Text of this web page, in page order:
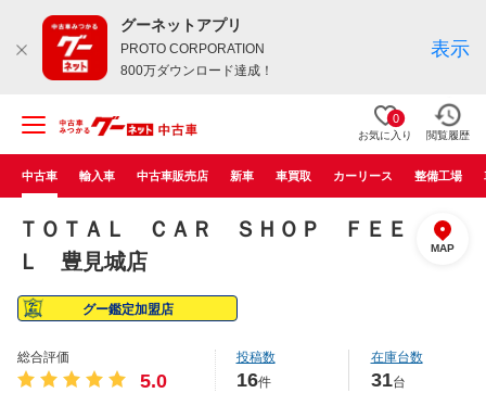
グーネットアプリ
PROTO CORPORATION
800万ダウンロード達成！
表示
0
お気に入り 閲覧履歴
中古車 輸入車 中古車販売店 新車 車買取 カーリース 整備工場
ＴＯＴＡＬ ＣＡＲ ＳＨＯＰ ＦＥＥ
Ｌ 豊見城店
MAP
グー鑑定加盟店
総合評価
5.0
投稿数
16件
在庫台数
31台